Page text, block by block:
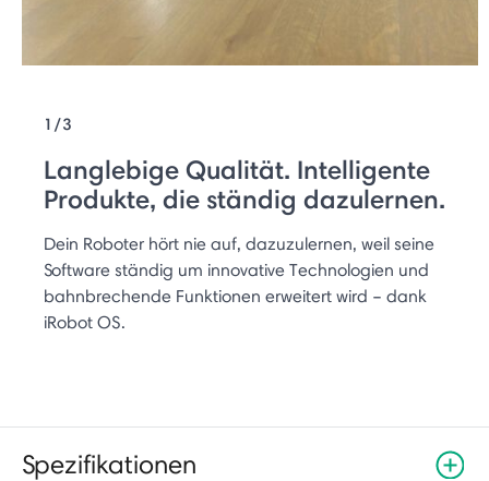
1/3
Langlebige Qualität. Intelligente
Produkte, die ständig dazulernen.
Dein Roboter hört nie auf, dazuzulernen, weil seine
Software ständig um innovative Technologien und
bahnbrechende Funktionen erweitert wird – dank
iRobot OS.
Spezifikationen